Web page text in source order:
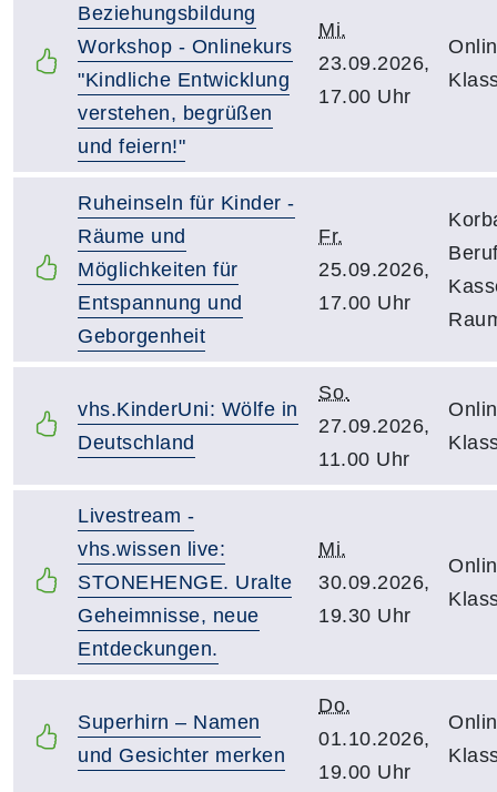
Beziehungsbildung
Workshop - Onlinekurs
"Kindliche Entwicklung
verstehen, begrüßen
und feiern!"
Mi.
23.09.2026,
17.00 Uhr
Ruheinseln für Kinder -
Räume und
Möglichkeiten für
Entspannung und
Geborgenheit
Fr.
25.09.2026,
17.00 Uhr
vhs.KinderUni: Wölfe in
Deutschland
So.
27.09.2026,
11.00 Uhr
Livestream -
vhs.wissen live:
STONEHENGE. Uralte
Geheimnisse, neue
Entdeckungen.
Mi.
30.09.2026,
19.30 Uhr
Superhirn – Namen
und Gesichter merken
Do.
01.10.2026,
19.00 Uhr